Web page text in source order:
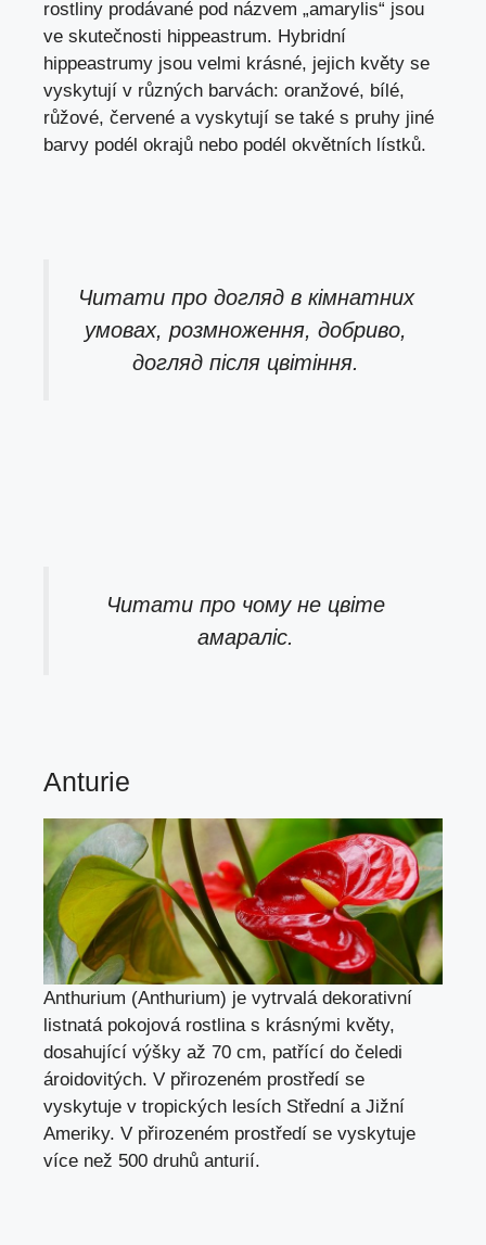
rostliny prodávané pod názvem „amarylis“ jsou
ve skutečnosti hippeastrum. Hybridní
hippeastrumy jsou velmi krásné, jejich květy se
vyskytují v různých barvách: oranžové, bílé,
růžové, červené a vyskytují se také s pruhy jiné
barvy podél okrajů nebo podél okvětních lístků.
Читати про догляд в кімнатних
умовах, розмноження, добриво,
догляд після цвітіння.
Читати про чому не цвіте
амараліс.
Anturie
Anthurium (Anthurium) je vytrvalá dekorativní
listnatá pokojová rostlina s krásnými květy,
dosahující výšky až 70 cm, patřící do čeledi
ároidovitých. V přirozeném prostředí se
vyskytuje v tropických lesích Střední a Jižní
Ameriky. V přirozeném prostředí se vyskytuje
více než 500 druhů anturií.